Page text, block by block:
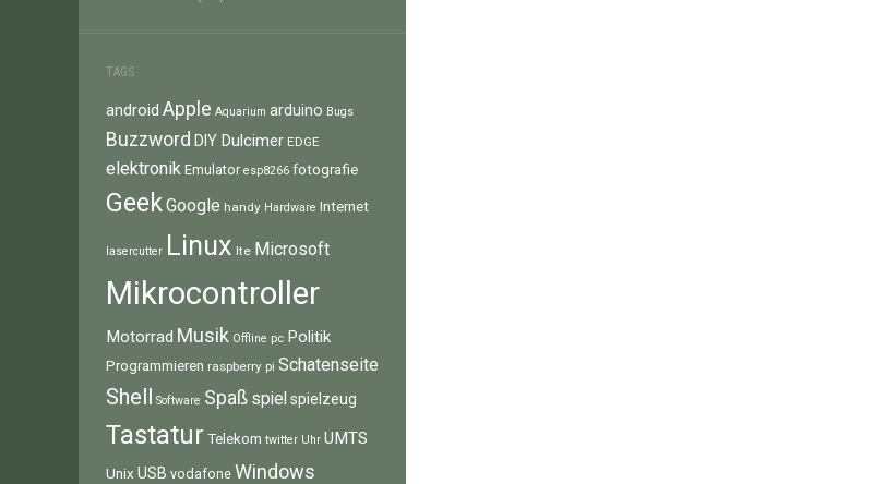
TAGS
android Apple Aquarium arduino Bugs
Buzzword DIY Dulcimer EDGE
elektronik Emulator esp8266 fotografie
GeekGoogle handy Hardware Internet
lasercutter Linux lte Microsoft
Mikrocontroller
Motorrad Musik Offline pc Politik
Programmieren raspberry pi Schatenseite
Shell Software Spaß spiel spielzeug
Tastatur Telekom twitter Uhr UMTS
Unix USB vodafone Windows